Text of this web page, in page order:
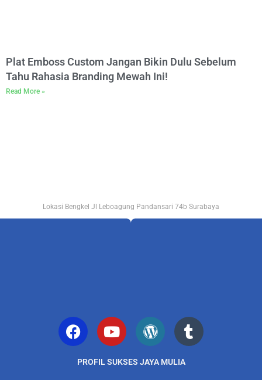
Plat Emboss Custom Jangan Bikin Dulu Sebelum
Tahu Rahasia Branding Mewah Ini!
Read More »
Lokasi Bengkel Jl Leboagung Pandansari 74b Surabaya
PROFIL SUKSES JAYA MULIA